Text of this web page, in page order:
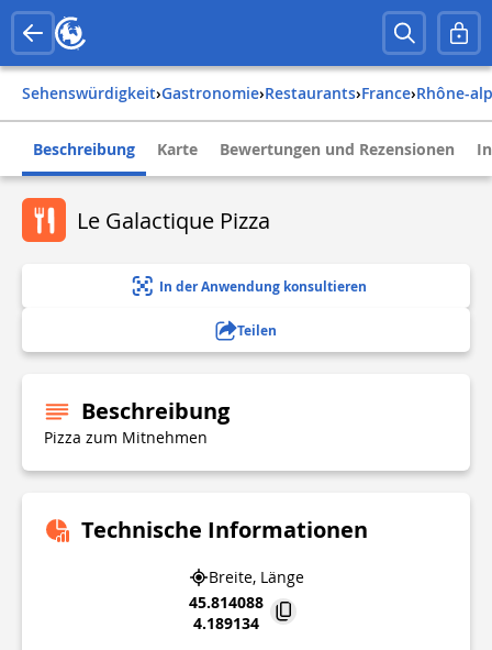
Sehenswürdigkeit› Gastronomie› Restaurants› france› rhône-
Beschreibung Karte Bewertungen und Rezensionen
Le Galactique Pizza
In der Anwendung konsultieren
Teilen
Beschreibung
Pizza zum Mitnehmen
Technische Informationen
Breite, Länge
45.814088
4.189134